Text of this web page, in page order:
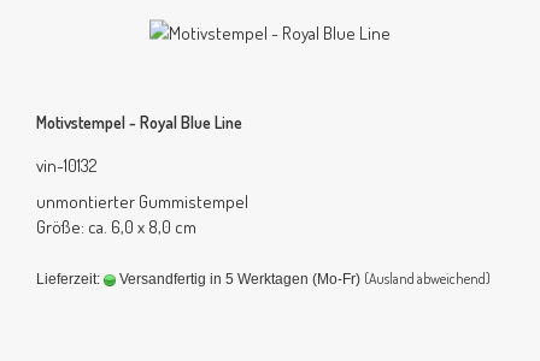
Motivstempel - Royal Blue Line
vin-10132
unmontierter Gummistempel
Größe: ca. 6,0 x 8,0 cm
Lieferzeit: Versandfertig in 5 Werktagen (Mo-Fr) (Ausland abweichend)